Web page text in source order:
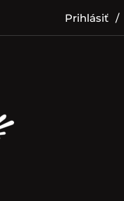
Prihlásiť